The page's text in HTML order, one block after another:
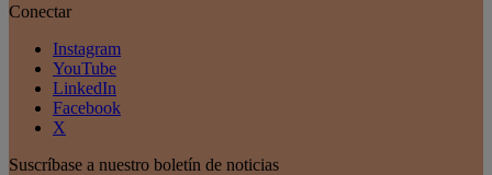
Conectar
Instagram
YouTube
LinkedIn
Facebook
X
Suscríbase a nuestro boletín de noticias